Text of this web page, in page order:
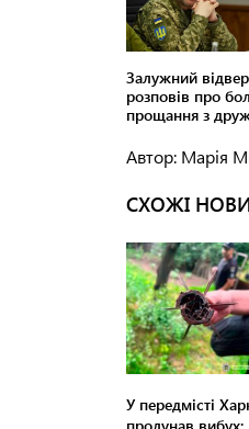
Автор: Марія
СХОЖІ
У передмісті